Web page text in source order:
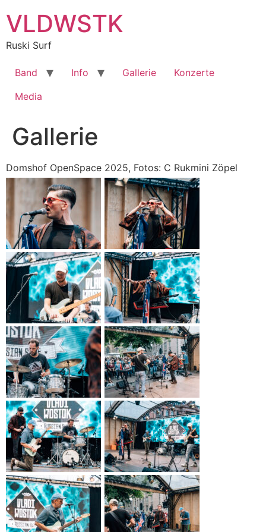
Inhalt
springen
VLDWSTK
Ruski Surf
Band Info Gallerie
Konzerte
Media
Gallerie
Domshof OpenSpace 2025, Fotos: C Rukmini Zöpel